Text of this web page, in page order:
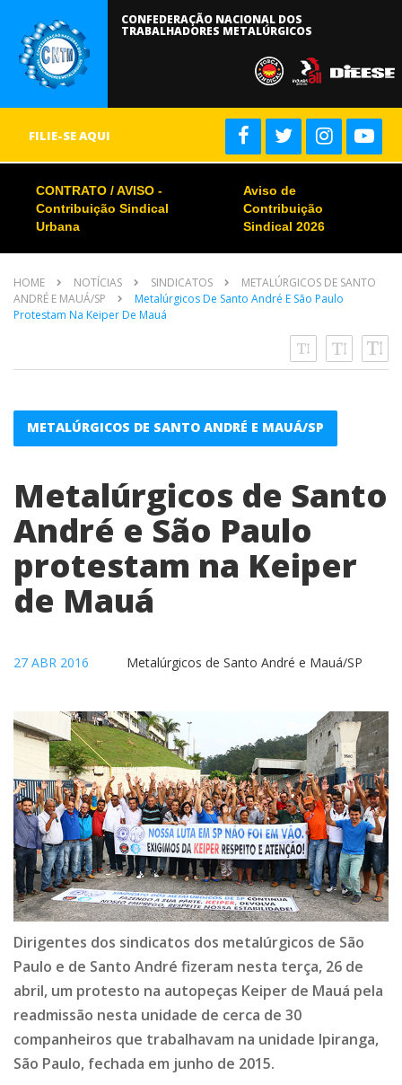
CONFEDERAÇÃO NACIONAL DOS
TRABALHADORES METALÚRGICOS
FILIE-SE AQUI
CONTRATO / AVISO -
Contribuição Sindical
Urbana
Aviso de
Contribuição
Sindical 2026
HOME NOTÍCIAS SINDICATOS
METALÚRGICOS DE SANTO
ANDRÉ E MAUÁ/SP
Metalúrgicos De Santo André E São Paulo
Protestam Na Keiper De Mauá
METALÚRGICOS DE SANTO ANDRÉ E MAUÁ/SP
Metalúrgicos de Santo
André e São Paulo
protestam na Keiper
de Mauá
27 ABR 2016 Metalúrgicos de Santo André e Mauá/SP
Dirigentes dos sindicatos dos metalúrgicos de São
Paulo e de Santo André fizeram nesta terça, 26 de
abril, um protesto na autopeças Keiper de Mauá pela
readmissão nesta unidade de cerca de 30
companheiros que trabalhavam na unidade Ipiranga,
São Paulo, fechada em junho de 2015.